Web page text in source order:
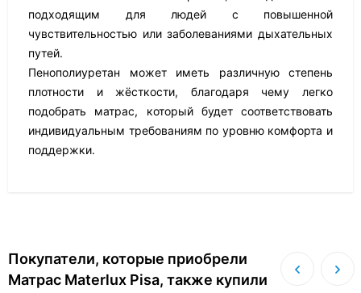
подходящим для людей с повышенной
чувствительностью или заболеваниями дыхательных
путей.
Пенополиуретан может иметь различную степень
плотности и жёсткости, благодаря чему легко
подобрать матрас, который будет соответствовать
индивидуальным требованиям по уровню комфорта и
поддержки.
Покупатели, которые приобрели
Матрас Materlux Pisa, также купили